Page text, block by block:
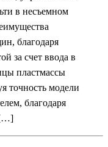
в несъемном
благодаря
за счет ввода в
пластмассы
точность модели
благодаря
[…]